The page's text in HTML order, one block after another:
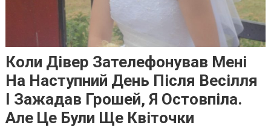
Коли Дівер Зателефонував Мені
На Наступний День Після Весілля
І Зажадав Грошей, Я Остовпіла.
Але Це Були Ще Квіточки